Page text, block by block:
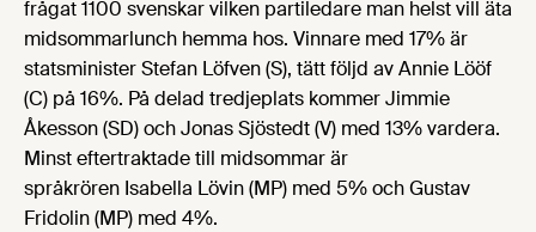
frågat 1100 svenskar vilken partiledare man helst vill äta
midsommarlunch hemma hos. Vinnare med 17% är
statsminister Stefan Löfven (S), tätt följd av Annie Lööf
(C) på 16%. På delad tredjeplats kommer Jimmie
Åkesson (SD) och Jonas Sjöstedt (V) med 13% vardera.
Minst eftertraktade till midsommar är
språkrören Isabella Lövin (MP) med 5% och Gustav
Fridolin (MP) med 4%.